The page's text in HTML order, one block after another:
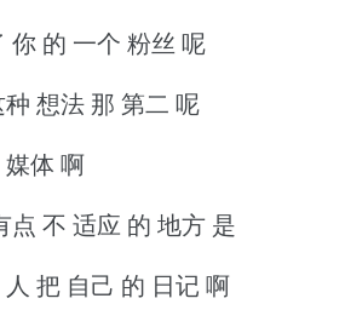
你 的 一个 粉丝 呢
想法 那 第二 呢
体 啊
点 不 适应 的 地方 是
把 自己 的 日记 啊